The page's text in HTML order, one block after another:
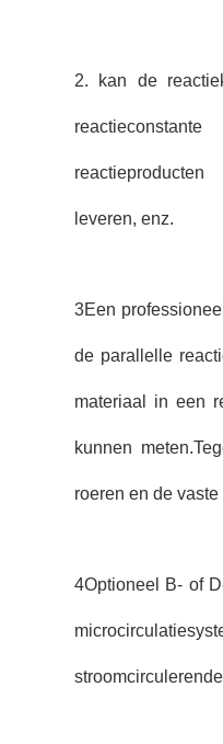
2. kan de
leveren, enz.
3Een
de parallelle
materiaal in een
kunnen
roeren en de
4Optioneel B- of